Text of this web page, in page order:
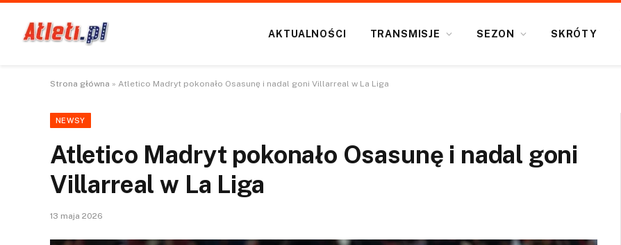
AKTUALNOŚCI TRANSMISJE SEZON SKRÓTY
Strona główna » Atletico Madryt pokonało Osasunę i nadal goni Villarreal w La Liga
NEWSY
Atletico Madryt pokonało Osasunę i nadal goni
Villarreal w La Liga
13 maja 2026